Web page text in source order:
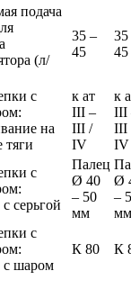
подача
(л/
35 –
45
35
45
с
на
к ат
III –
III /
IV
к
III
III
IV
с
серьгой
Палец
Ø 40
– 50
мм
Ø
–
мм
с
с шаром
К 80 К